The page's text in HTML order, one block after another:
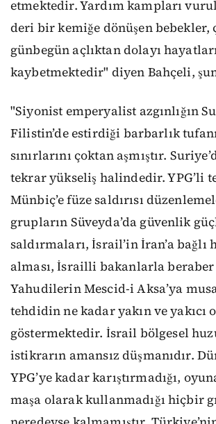
etmektedir. Yardım kampları
deri bir kemiğe dönüşen bebekler,
günbegün açlıktan dolayı
kaybetmektedir" diyen Bahçeli,
"Siyonist emperyalist azgınlığın
Filistin’de estirdiği barbarlık
sınırlarını çoktan aşmıştır.
tekrar yükseliş halindedir. YPG’li
Münbiç’e füze saldırısı
grupların Süveyda’da güvenlik
saldırmaları, İsrail’in İran’a bağlı
alması, İsrailli bakanlarla
Yahudilerin Mescid-i Aksa’ya
tehdidin ne kadar yakın ve yakıcı
göstermektedir. İsrail bölgesel
istikrarın amansız düşmanıdır.
YPG’ye kadar karıştırmadığı,
maşa olarak kullanmadığı hiçbir